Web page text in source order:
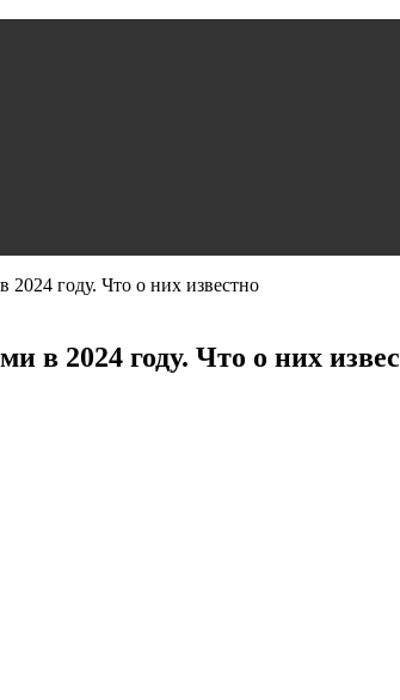
2024 году. Что о них известно
в 2024 году. Что о них